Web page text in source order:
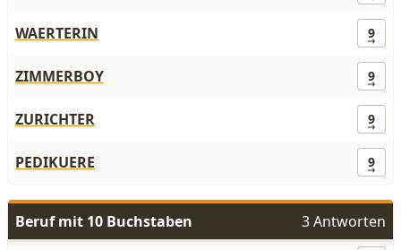
WAERTERIN 9
ZIMMERBOY 9
ZURICHTER 9
PEDIKUERE 9
Beruf mit 10 Buchstaben
3 Antworten